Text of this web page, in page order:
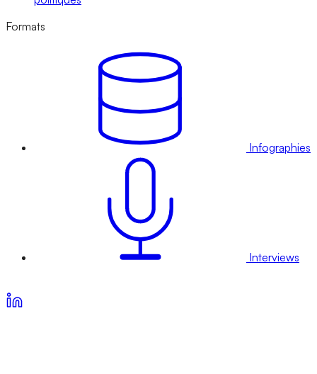
Formats
Infographies
Interviews